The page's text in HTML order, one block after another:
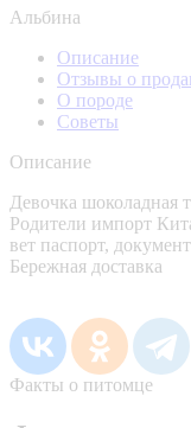
Альбина
Описание
Отзывы о
О породе
Советы
Описание
Девочка шоколадная
Родители импорт
вет паспорт,
Бережная доставка
Факты о питомце